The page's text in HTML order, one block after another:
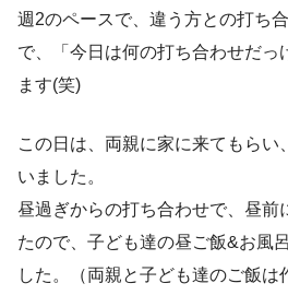
週2のペースで、違う方との打ち
で、「今日は何の打ち合わせだっ
ます(笑)
この日は、両親に家に来てもらい
いました。
昼過ぎからの打ち合わせで、昼前
たので、子ども達の昼ご飯&お風
した。（両親と子ども達のご飯は